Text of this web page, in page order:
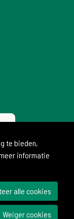
te bieden,
informatie
alle cookies
Weiger cookies